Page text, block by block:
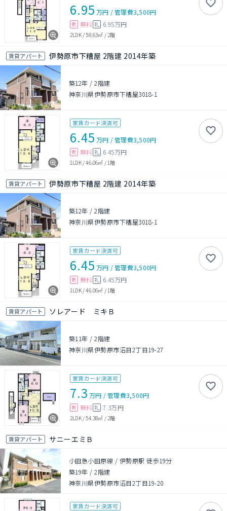
6.95 万円 /管理費3,500円
敷 無料 礼 6.95万円
2LDK/58.63㎡ /2階
賃貸アパート 伊勢原市下糟屋 2階建 2014年築
築12年 /2階建
神奈川県伊勢原市下糟屋3018-1
家賃カード決済可
6.45 万円 /管理費3,500円
敷 無料 礼 6.45万円
1LDK/46.06㎡ /1階
賃貸アパート 伊勢原市下糟屋 2階建 2014年築
築12年 /2階建
神奈川県伊勢原市下糟屋3018-1
家賃カード決済可
6.45 万円 /管理費3,500円
敷 無料 礼 6.45万円
1LDK/46.06㎡ /1階
賃貸アパート ソレアード ミキＢ
築11年 /2階建
神奈川県伊勢原市沼目2丁目19-27
家賃カード決済可
7.3 万円 /管理費3,500円
敷 無料 礼 7.3万円
2LDK/54.38㎡ /2階
賃貸アパート サニーエミＢ
小田急小田原線 / 伊勢原駅 徒歩19分
築19年 /2階建
神奈川県伊勢原市沼目2丁目19-20
家賃カード決済可